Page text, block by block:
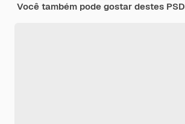
Você também pode gostar destes PSD